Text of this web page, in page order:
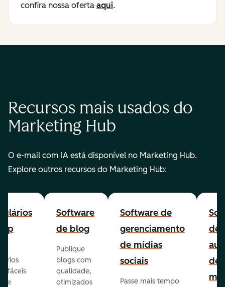
confira nossa oferta aqui.
Recursos mais usados do
Marketing Hub
O e-mail com IA está disponível no Marketing Hub.
Explore outros recursos do Marketing Hub:
fáceis
e
Software
de blog
Publique
blogs com
qualidade,
otimizados
Software de
gerenciamento
de mídias
sociais
Passe mais tempo
de
de